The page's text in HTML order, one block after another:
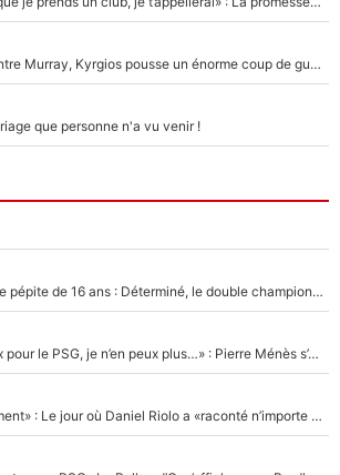
Victime de racisme contre Murray, Kyrgios pousse un énorme coup de gueule !
que personne n'a vu venir !
Le PSG veut s'offrir une pépite de 16 ans : Déterminé, le double champion d'Europe en titre est prêt à lâcher 40M€ pour celui que l'on compare déjà à Vinicius Jr !
«Un très mauvais choix pour le PSG, je n’en peux plus…» : Pierre Ménès s’est complètement trompé avec Luis Enrique et ces déclarations le prouvent !
«Je m’en veux terriblement» : Le jour où Daniel Riolo a «raconté n’importe quoi» dans l'After Foot !